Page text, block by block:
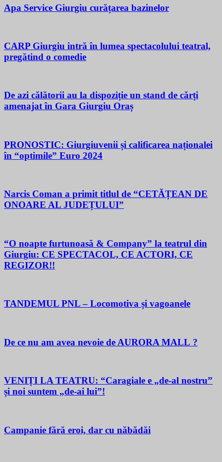
Apa Service Giurgiu curățarea bazinelor
CARP Giurgiu intră în lumea spectacolului teatral,
pregătind o comedie
De azi călătorii au la dispoziție un stand de cărți
amenajat în Gara Giurgiu Oraș
PRONOSTIC: Giurgiuvenii și calificarea naționalei
în “optimile” Euro 2024
Narcis Coman a primit titlul de “CETĂȚEAN DE
ONOARE AL JUDEȚULUI”
“O noapte furtunoasă & Company” la teatrul din
Giurgiu: CE SPECTACOL, CE ACTORI, CE
REGIZOR!!
TANDEMUL PNL – Locomotiva și vagoanele
De ce nu am avea nevoie de AURORA MALL ?
VENIȚI LA TEATRU: “Caragiale e „de-al nostru”
și noi suntem „de-ai lui”!
Campanie fără eroi, dar cu năbădăi